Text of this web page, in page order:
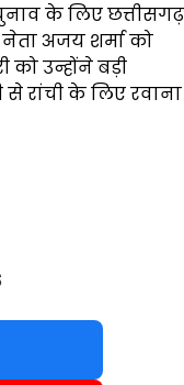
के लिए छत्तीसगढ़
अजय शर्मा को
को उन्होंने बड़ी
से रांची के लिए रवाना